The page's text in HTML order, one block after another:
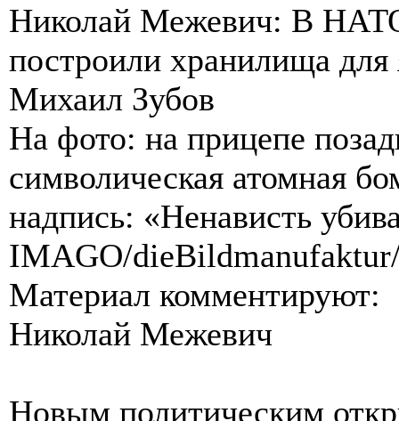
Николай Межевич: В
построили хранилища для
Михаил Зубов
На фото: на прицепе
символическая атомная
надпись: «Ненависть
IMAGO/
Материал комментируют:
Николай Межевич
Новым политическим